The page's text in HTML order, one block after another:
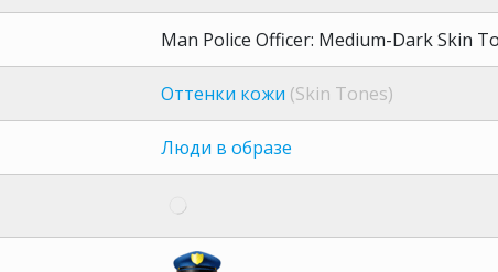
Man Police Officer: Medium-Dark Skin
Оттенки кожи (Skin Tones)
Люди в образе